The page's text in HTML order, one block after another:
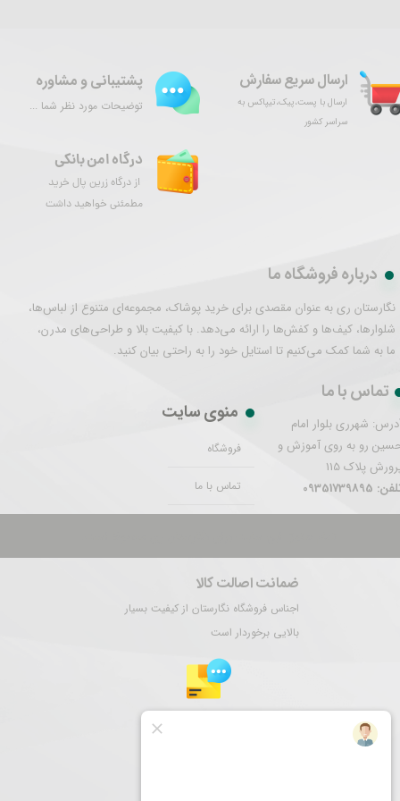
ضمانت اصالت کالا
اجناس فروشگاه نگارستان از کیفیت بسیار
بالایی برخوردار است
ارسال سریع سفارش
ارسال با پست،پیک،تیپاکس به
سراسر کشور
درگاه امن بانکی
از درگاه زرین پال خرید
مطمئنی خواهید داشت
پشتیبانی و مشاوره
توضیحات مورد نظر شما ...
درباره فروشگاه ما
نگارستان ری به عنوان مقصدی برای خرید پوشاک، مجموعه‌ای متنوع از لباس‌ها،
شلوارها، کیف‌ها و کفش‌ها را ارائه می‌دهد. با کیفیت بالا و طراحی‌های مدرن،
ما به شما کمک می‌کنیم تا استایل خود را به راحتی بیان کنید.
تماس با ما
شهرری بلوار امام
رو به روی آموزش و
پلاک 115
09351739895
منوی سایت
فروشگاه
تماس با ما